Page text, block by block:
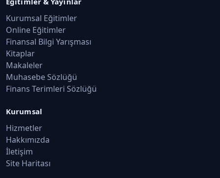
Kurumsal Eğitimler
Online Eğitimler
Finansal Bilgi Yarışması
Kitaplar
Makaleler
Muhasebe Sözlüğü
Finans Terimleri Sözlüğü
Kurumsal
Hizmetler
Hakkımızda
İletişim
Site Haritası